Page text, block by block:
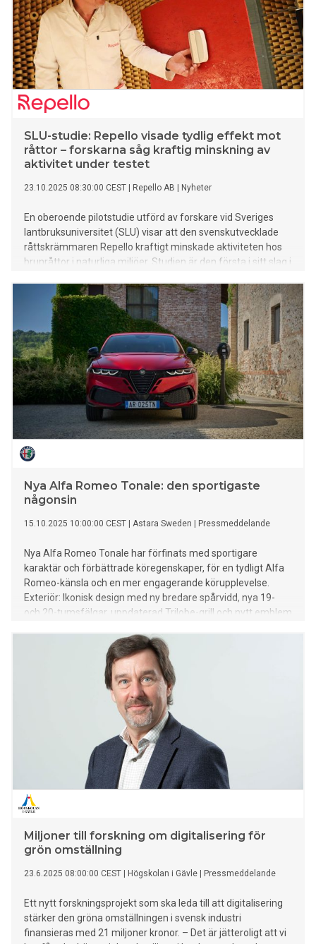
SLU-studie: Repello visade tydlig effekt mot
råttor – forskarna såg kraftig minskning av
aktivitet under testet
23.10.2025 08:30:00 CEST Repello AB Nyheter
En oberoende pilotstudie utförd av forskare vid Sveriges
lantbruksuniversitet (SLU) visar att den svenskutvecklade
råttskrämmaren Repello kraftigt minskade aktiviteten hos
brunråttor i naturliga miljöer. Studien är den första i sitt slag i
på kombinerade ultraljuds- och hypersoniska
frekvenser. Forskarna observerade en markant minskning
av råttaktivitet under den period då enheterna var i drift – i
vissa fall upp till 100 procent.
Nya Alfa Romeo Tonale: den sportigaste
någonsin
15.10.2025 10:00:00 CEST Astara Sweden Pressmeddelande
Nya Alfa Romeo Tonale har förfinats med sportigare
karaktär och förbättrade köregenskaper, för en tydligt Alfa
Romeo-känsla och en mer engagerande körupplevelse.
Exteriör: Ikonisk design med ny bredare spårvidd, nya 19-
och 20-tumsfälgar, uppdaterad Trilobe-grill och nytt emblem
Uppdaterad interiör med ny röd läderklädsel, ny tvåtonig
Alcantara-klädsel , ny funktionell växelväljare och
stämningsbelysning med gradienteffekt. Färger: Åtta
färger, däribland nya metalliclackerna Rosso Brera, Verde
Monza och Giallo Ocra, samt tillvalet bi-color för ökad
personlighet. Kördynamik: Perfekt viktbalans, direkt styrning,
Brembo-bromsar och avancerad elektronik som elektronisk
fjädring och Q4 fyrhjulsdrift. Teknologi & Komfort: Digital
instrumentpanel, trådlös uppkoppling, nivå 2-förarassistans,
360°-kamera och semi-automatisk parkering. Ny
modellserie: Från välutrustad basmodell till sportiga Sprint,
eleganta Ti och toppmodellen Veloce. Lanseras
Miljoner till forskning om digitalisering för
grön omställning
23.6.2025 08:00:00 CEST Högskolan i Gävle Pressmeddelande
Ett nytt forskningsprojekt som ska leda till att digitalisering
stärker den gröna omställningen i svensk industri
finansieras med 21 miljoner kronor. – Det är jätteroligt att vi